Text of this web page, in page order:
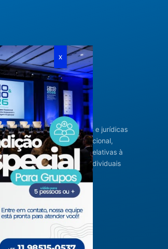
congrega pessoas físicas e jurídicas
à área de higiene ocupacional,
fins de estudos e ações relativas à
de interesses individuais
redes sociais!